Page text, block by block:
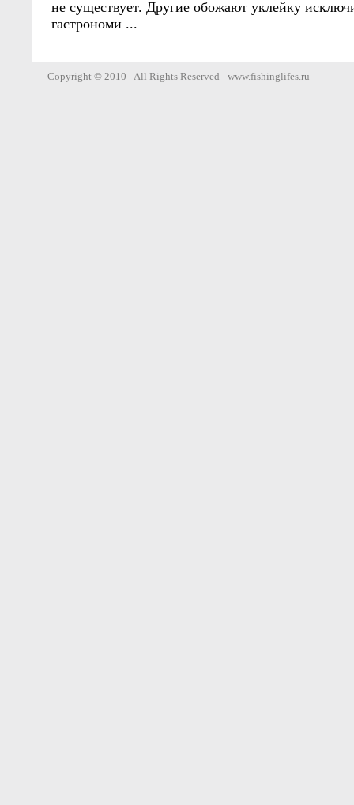
не существует. Другие обожают уклейку
гастрономи ...
Copyright © 2010 - All Rights Reserved - www.fishinglifes.ru